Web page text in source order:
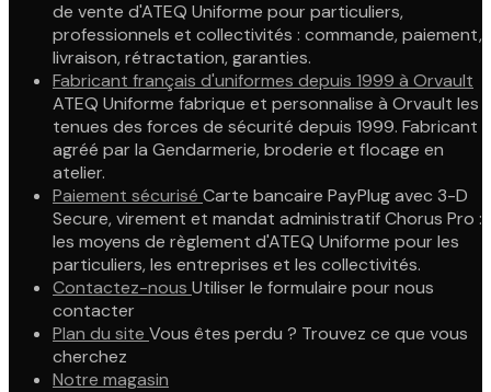
de vente d'ATEQ Uniforme pour particuliers,
professionnels et collectivités : commande, paiement,
livraison, rétractation, garanties.
Fabricant français d'uniformes depuis 1999 à Orvault
ATEQ Uniforme fabrique et personnalise à Orvault les
tenues des forces de sécurité depuis 1999. Fabricant
agréé par la Gendarmerie, broderie et flocage en
atelier.
Paiement sécurisé Carte bancaire PayPlug avec 3-D
Secure, virement et mandat administratif Chorus Pro :
les moyens de règlement d'ATEQ Uniforme pour les
particuliers, les entreprises et les collectivités.
Contactez-nous Utiliser le formulaire pour nous
contacter
Plan du site Vous êtes perdu ? Trouvez ce que vous
cherchez
Notre magasin